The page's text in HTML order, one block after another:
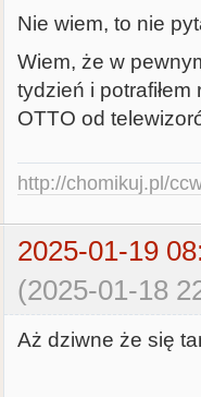
Nie wiem, to nie
Wiem, że w
tydzień i
OTTO od
http://chomikuj.pl/
2025-01-19
(2025-01-18
Aż dziwne że się